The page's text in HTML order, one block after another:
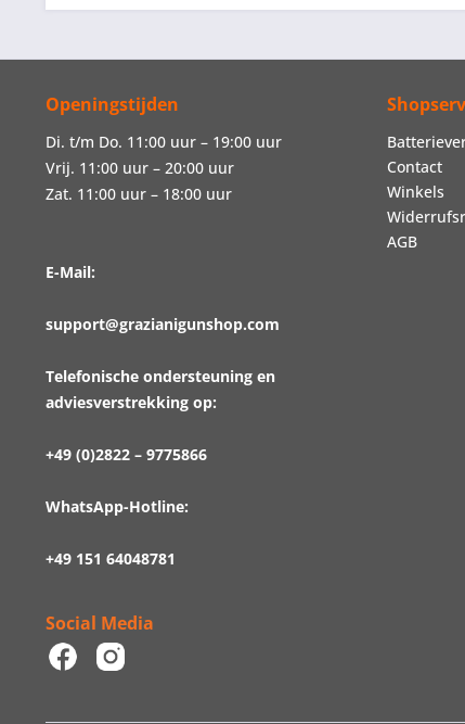
Openingstijden
Di. t/m Do. 11:00 uur – 19:00 uur
Vrij. 11:00 uur – 20:00 uur
Zat. 11:00 uur – 18:00 uur
E-Mail:
support@grazianigunshop.com
Telefonische ondersteuning en
adviesverstrekking op:
+49 (0)2822 – 9775866
WhatsApp-Hotline:
+49 151 64048781
Social Media
Contact
Winkels
AGB